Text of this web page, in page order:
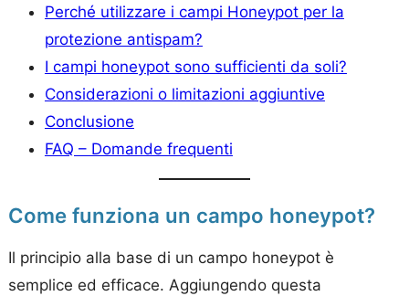
Perché utilizzare i campi Honeypot per la
protezione antispam?
I campi honeypot sono sufficienti da soli?
Considerazioni o limitazioni aggiuntive
Conclusione
FAQ – Domande frequenti
Come funziona un campo honeypot?
Il principio alla base di un campo honeypot è
semplice ed efficace. Aggiungendo questa